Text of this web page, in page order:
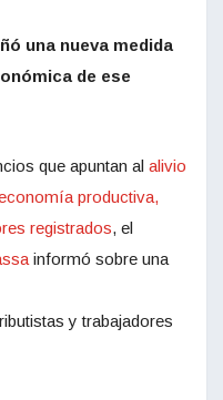
una nueva medida
de ese
que apuntan al alivio
productiva,
registrados, el
informó sobre una
y trabajadores